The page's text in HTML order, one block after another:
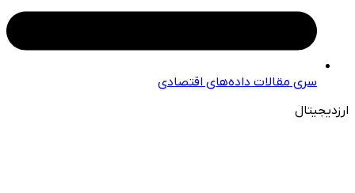
سری مقالات داده‌های اقتصادی
ارزدیجیتال